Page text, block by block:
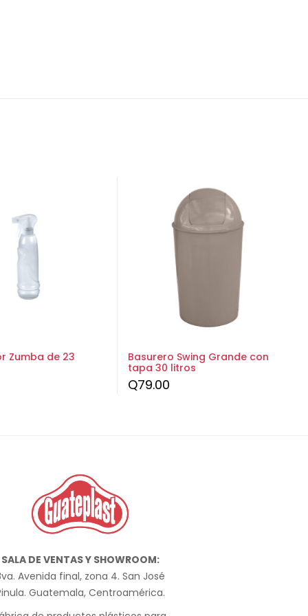
Zumba de 23
Basurero Swing Grande con
tapa 30 litros
Q79.00
SALA DE VENTAS Y SHOWROOM:
Avenida final, zona 4. San José
Guatemala, Centroamérica.